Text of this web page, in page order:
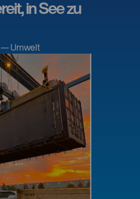
in See zu
— Umwelt